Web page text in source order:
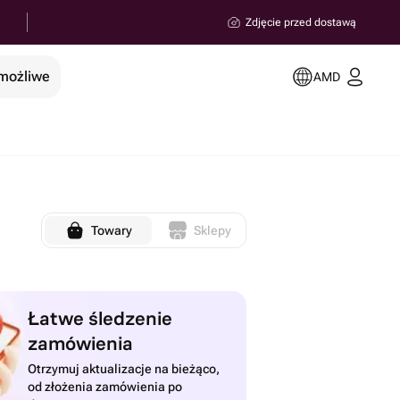
Zdjęcie przed dostawą
AMD
Towary Sklepy
Łatwe śledzenie
zamówienia
Otrzymuj aktualizacje na bieżąco,
od złożenia zamówienia po